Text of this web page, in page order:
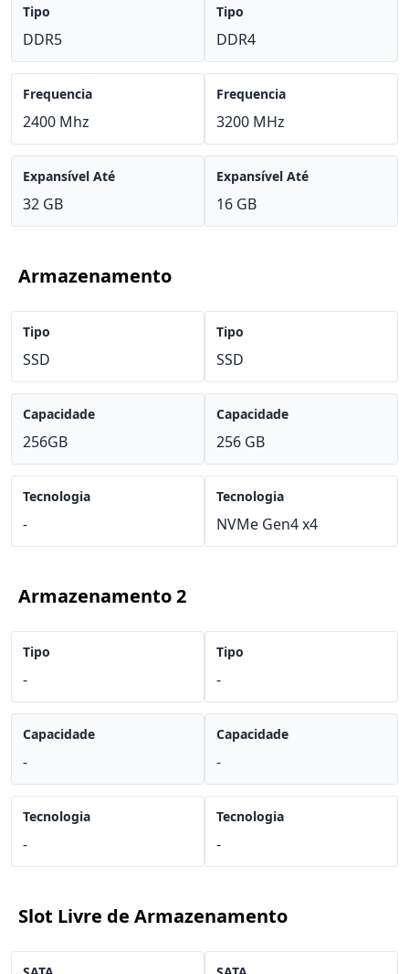
Tipo
DDR5
Frequencia
2400 Mhz
Expansível Até
32 GB
Tipo
DDR4
Frequencia
3200 MHz
Expansível Até
16 GB
Armazenamento
Tipo
SSD
Capacidade
256GB
Tecnologia
-
Tipo
SSD
Capacidade
256 GB
Tecnologia
NVMe Gen4 x4
Armazenamento 2
Tipo
-
Capacidade
-
Tecnologia
-
Tipo
-
Capacidade
-
Tecnologia
-
Slot Livre de Armazenamento